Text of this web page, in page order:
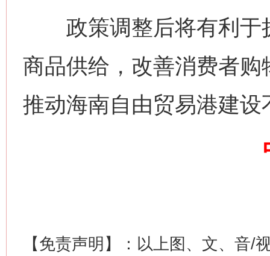
政策调整后将有利于
商品供给，改善消费者
推动海南自由贸易港建
【免责声明】：以上图、文、音/
网上购药对药下症？